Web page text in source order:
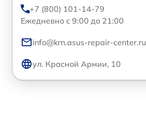
+7 (800) 101-14-79
Ежедневно с 9:00 до 21:00
info@krn.asus-repair-center.ru
ул. Красной Армии, 10